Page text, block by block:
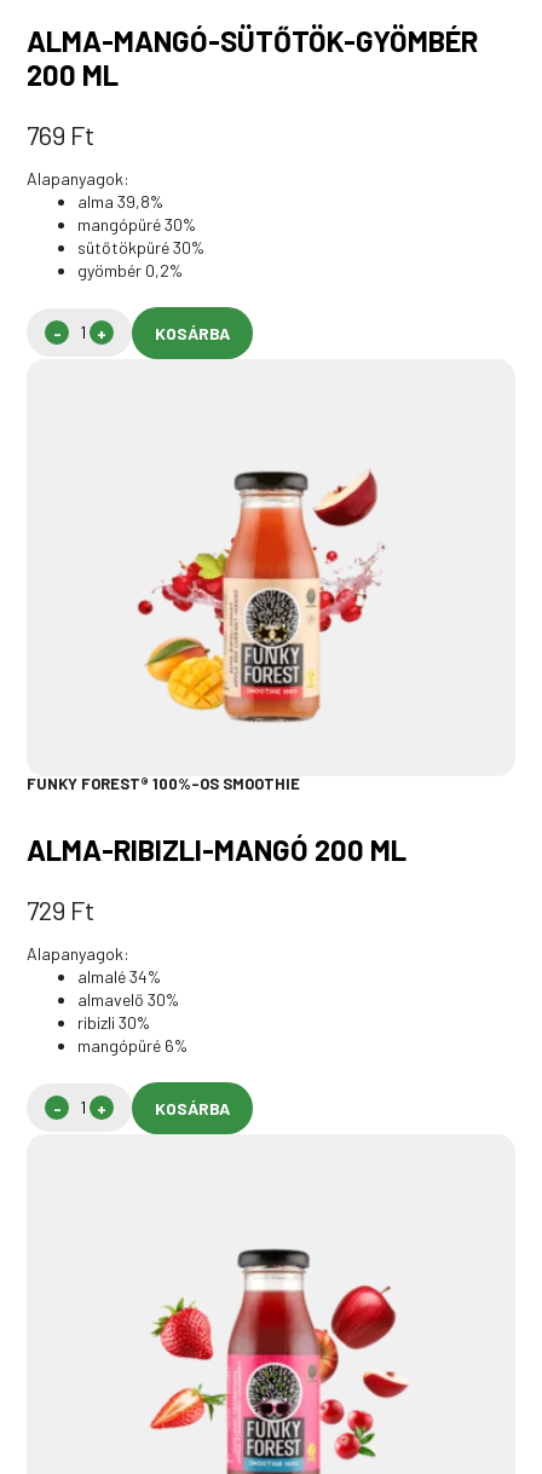
ALMA-MANGÓ-SÜTŐTÖK-GYÖMBÉR
200 ML
769 Ft
Alapanyagok:
alma 39,8%
mangópüré 30%
sütőtökpüré 30%
gyömbér 0,2%
KOSÁRBA
FUNKY FOREST® 100%-OS SMOOTHIE
ALMA-RIBIZLI-MANGÓ 200 ML
729 Ft
Alapanyagok:
almalé 34%
almavelő 30%
ribizli 30%
mangópüré 6%
KOSÁRBA